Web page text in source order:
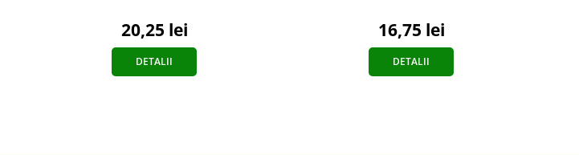
20,25 lei
DETALII
16,75 lei
DETALII